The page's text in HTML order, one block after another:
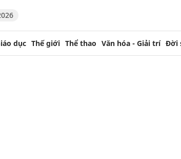
dục Thế giới Thể thao Văn hóa - Giải trí Đời